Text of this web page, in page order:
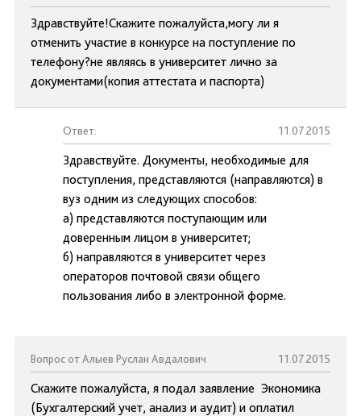
Здравствуйте!Скажите пожалуйста,могу ли я
отменить участие в конкурсе на поступление по
телефону?не являясь в университет лично за
документами(копия аттестата и паспорта)
Ответ: 11.07.2015
Здравствуйте. Документы, необходимые для
поступления, представляются (направляются) в
вуз одним из следующих способов:
а) представляются поступающим или
доверенным лицом в университет;
б) направляются в университет через
операторов почтовой связи общего
пользования либо в электронной форме.
Вопрос от Алыев Руслан Авдалович 11.07.2015
Скажите пожалуйста, я подал заявление Экономика
(Бухгалтерский учет, анализ и аудит) и оплатил